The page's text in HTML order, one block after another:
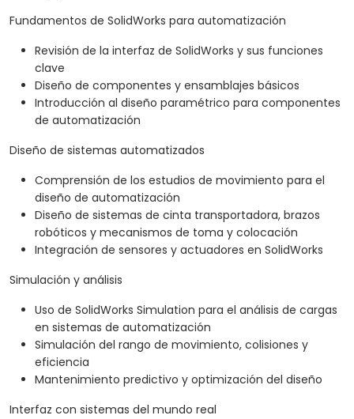
Fundamentos de SolidWorks para automatización
Revisión de la interfaz de SolidWorks y sus funciones
clave
Diseño de componentes y ensamblajes básicos
Introducción al diseño paramétrico para componentes
de automatización
Diseño de sistemas automatizados
Comprensión de los estudios de movimiento para el
diseño de automatización
Diseño de sistemas de cinta transportadora, brazos
robóticos y mecanismos de toma y colocación
Integración de sensores y actuadores en SolidWorks
Simulación y análisis
Uso de SolidWorks Simulation para el análisis de cargas
en sistemas de automatización
Simulación del rango de movimiento, colisiones y
eficiencia
Mantenimiento predictivo y optimización del diseño
Interfaz con sistemas del mundo real